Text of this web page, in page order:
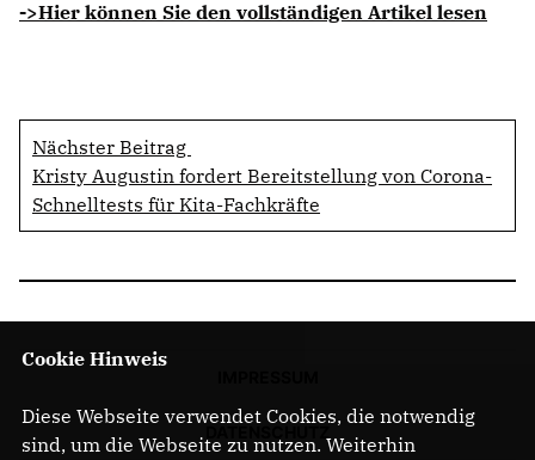
->Hier können Sie den vollständigen Artikel lesen
Nächster Beitrag
Kristy Augustin fordert Bereitstellung von Corona-
Schnelltests für Kita-Fachkräfte
Cookie Hinweis
Diese Webseite verwendet Cookies, die notwendig
sind, um die Webseite zu nutzen. Weiterhin